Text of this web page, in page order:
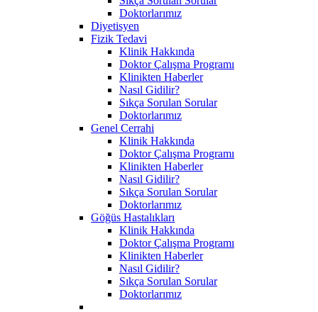
Doktorlarımız
Diyetisyen
Fizik Tedavi
Klinik Hakkında
Doktor Çalışma Programı
Klinikten Haberler
Nasıl Gidilir?
Sıkça Sorulan Sorular
Doktorlarımız
Genel Cerrahi
Klinik Hakkında
Doktor Çalışma Programı
Klinikten Haberler
Nasıl Gidilir?
Sıkça Sorulan Sorular
Doktorlarımız
Göğüs Hastalıkları
Klinik Hakkında
Doktor Çalışma Programı
Klinikten Haberler
Nasıl Gidilir?
Sıkça Sorulan Sorular
Doktorlarımız